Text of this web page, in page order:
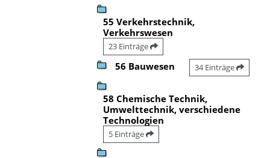
55 Verkehrstechnik,
Verkehrswesen
23 Einträge
56 Bauwesen 34 Einträge
58 Chemische Technik,
Umwelttechnik, verschiedene
Technologien
5 Einträge